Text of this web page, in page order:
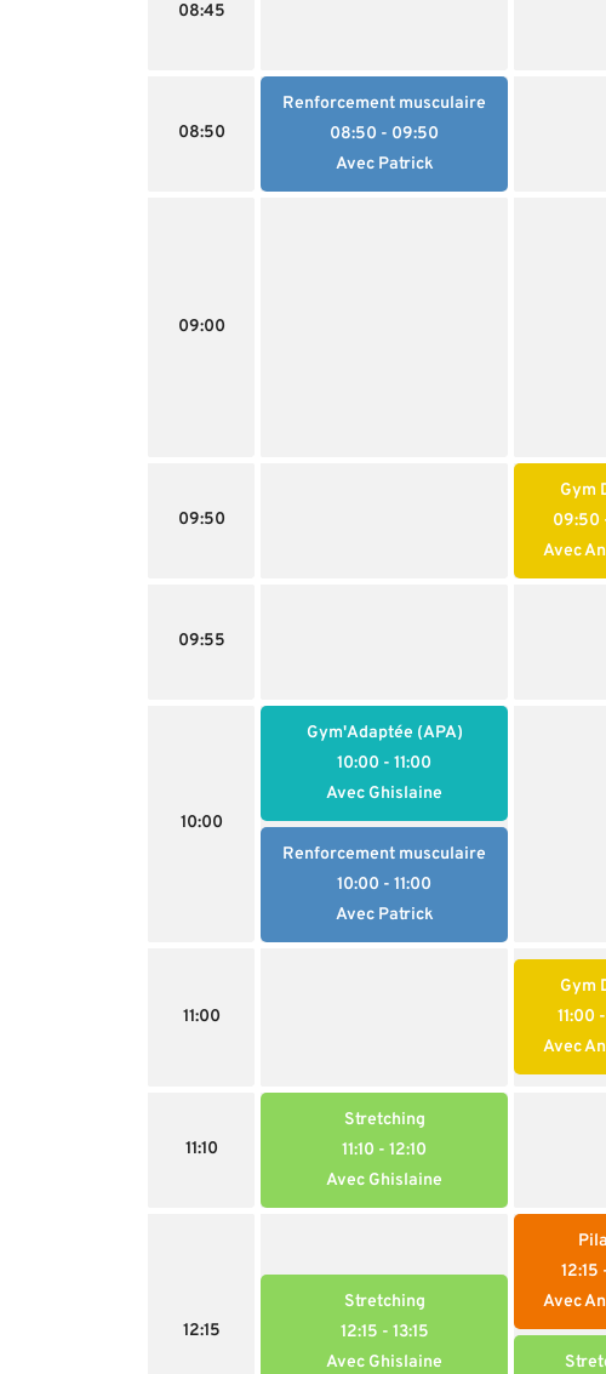
08:45
08:50
Renforcement musculaire
08:50 - 09:50
Avec Patrick
09:00
09:50
Gym
09:50
Avec
09:55
10:00
Gym'Adaptée (APA)
10:00 - 11:00
Avec Ghislaine
Renforcement musculaire
10:00 - 11:00
Avec Patrick
11:00
Gym
11:00
Avec
11:10
Stretching
11:10 - 12:10
Avec Ghislaine
12:15
Stretching
12:15 - 13:15
Avec Ghislaine
12:15
Avec